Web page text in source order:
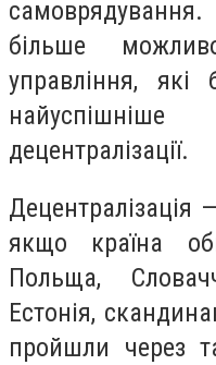
більше
управління,
найуспішніше
децентралізації.
Децентралізація
якщо країна
Польща,
Естонія,
пройшли через